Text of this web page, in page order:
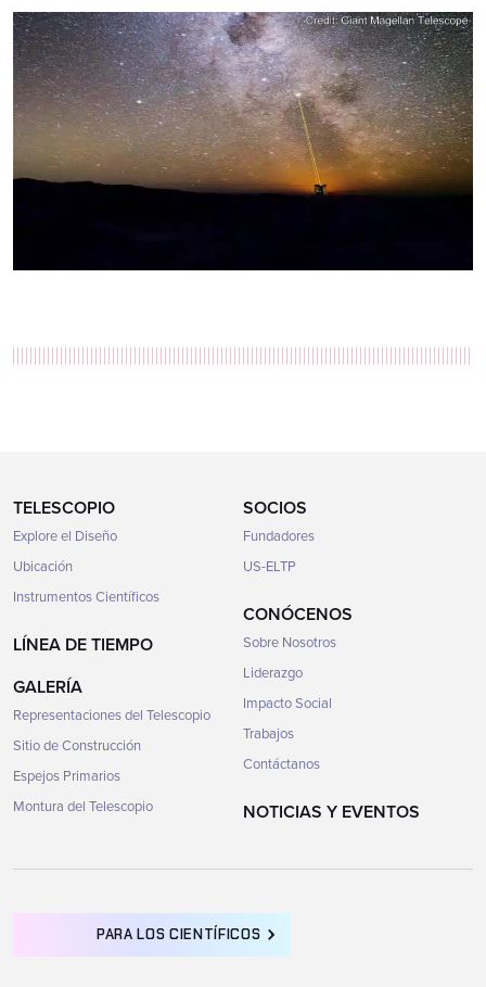
TELESCOPIO
Explore el Diseño
Ubicación
Instrumentos Científicos
LÍNEA DE TIEMPO
GALERÍA
Representaciones del Telescopio
Sitio de Construcción
Espejos Primarios
Montura del Telescopio
SOCIOS
Fundadores
US-ELTP
CONÓCENOS
Sobre Nosotros
Liderazgo
Impacto Social
Trabajos
Contáctanos
NOTICIAS Y EVENTOS
PARA LOS CIENTÍFICOS